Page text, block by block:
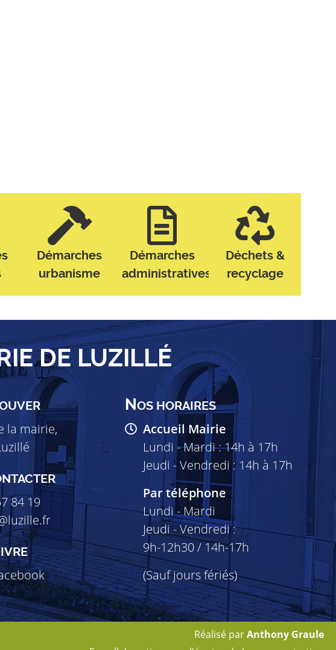
Démarches
urbanisme
Démarches
administratives
Déchets &
recyclage
DE LUZILLÉ
la mairie,
84 19
NOS HORAIRES
Accueil Mairie
Lundi - Mardi : 14h à 17h
Jeudi - Vendredi : 14h à 17h
Par téléphone
Lundi - Mardi
Jeudi - Vendredi :
9h-12h30 / 14h-17h
(Sauf jours fériés)
Réalisé parAnthony Graule